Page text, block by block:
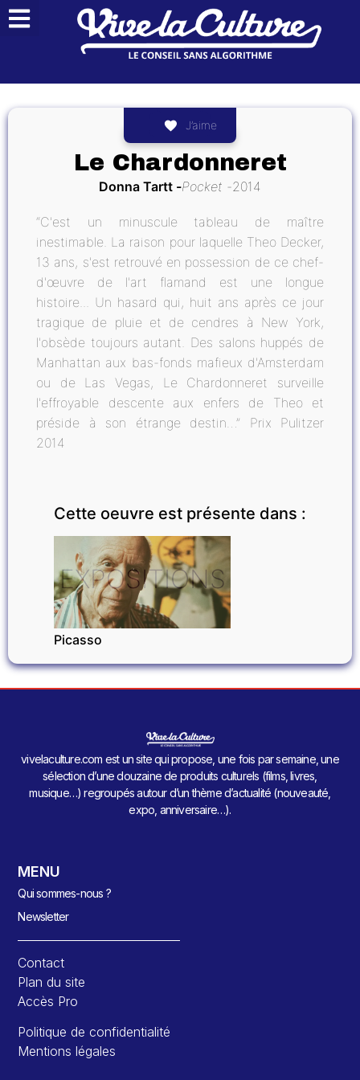
J’aime
Le Chardonneret
Donna Tartt Pocket 2014
“C'est un minuscule tableau de maître
inestimable. La raison pour laquelle Theo Decker,
13 ans, s'est retrouvé en possession de ce chef-
d'œuvre de l'art flamand est une longue
histoire... Un hasard qui, huit ans après ce jour
tragique de pluie et de cendres à New York,
l'obsède toujours autant. Des salons huppés de
Manhattan aux bas-fonds mafieux d'Amsterdam
ou de Las Vegas, Le Chardonneret surveille
l'effroyable descente aux enfers de Theo et
préside à son étrange destin…” Prix Pulitzer
2014
Cette oeuvre est présente dans :
EXPOSITIONS
Picasso
vivelaculture.com est un site qui propose, une fois par semaine, une
sélection d’une douzaine de produits culturels (films, livres,
musique…) regroupés autour d’un thème d’actualité (nouveauté,
expo, anniversaire…).
MENU
Qui sommes-nous ?
Newsletter
Contact
Plan du site
Accès Pro
Politique de confidentialité
Mentions légales